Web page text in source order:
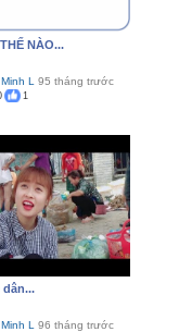
NÀO...
L 95 tháng trước
1
dân...
L 96 tháng trước